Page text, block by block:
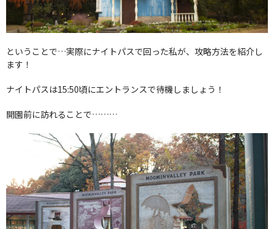
ということで…実際にナイトパスで回った私が、攻略方法を紹介し
ます！
ナイトパスは15:50頃にエントランスで待機しましょう！
開園前に訪れることで………